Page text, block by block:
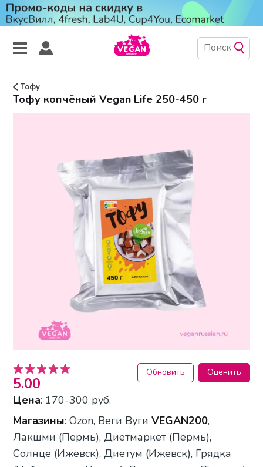
Тофу
Тофу копчёный Vegan Life 250-450 г
5.00
Обновить Оценить
Цена: 170-300 руб.
Магазины: Ozon, Веги ВугиVEGAN200,
Лакшми (Пермь), Диетмаркет (Пермь),
Солнце (Ижевск), Диетум (Ижевск), Грядка